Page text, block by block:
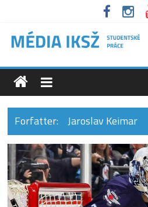
Forfatter: Jaroslav Keimar